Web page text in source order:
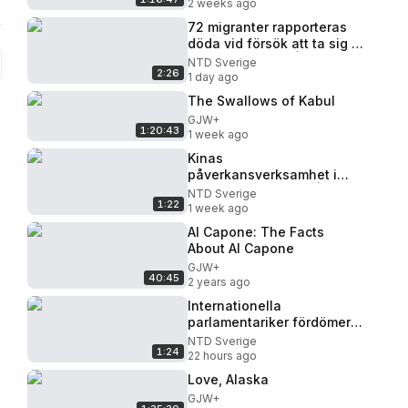
2 weeks ago
2:26
72 migranter rapporteras
döda vid försök att ta sig in
i spanska Ceuta | NTD
NYHETER
NTD Sverige
1 day ago
1:20:43
The Swallows of Kabul
GJW+
1 week ago
1:22
Kinas
påverkansverksamhet i
USA granskas noga | NTD
NYHETER
NTD Sverige
1 week ago
40:45
Al Capone: The Facts
About Al Capone
GJW+
2 years ago
1:24
Internationella
parlamentariker fördömer
Kinas kommunistpartis lag
om etnisk enhet | NTD
NYHETER
NTD Sverige
22 hours ago
Love, Alaska
GJW+